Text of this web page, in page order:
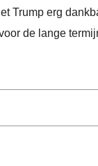
Trump erg
de lange